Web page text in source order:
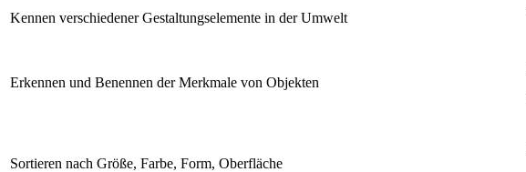
Kennen verschiedener Gestaltungselemente in der Umwelt
Erkennen und Benennen der Merkmale von Objekten
Sortieren nach Größe, Farbe, Form, Oberfläche